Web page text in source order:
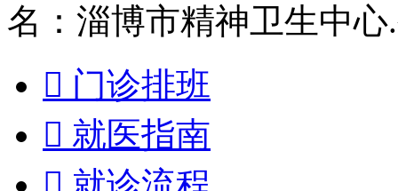
名：淄博市精神卫生中心
 门诊排班
 就医指南